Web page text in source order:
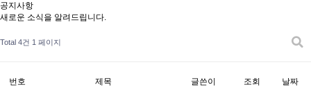
공지사항
새로운 소식을 알려드립니다.
Total 4건 1 페이지
번호 제목 글쓴이 조회 날짜